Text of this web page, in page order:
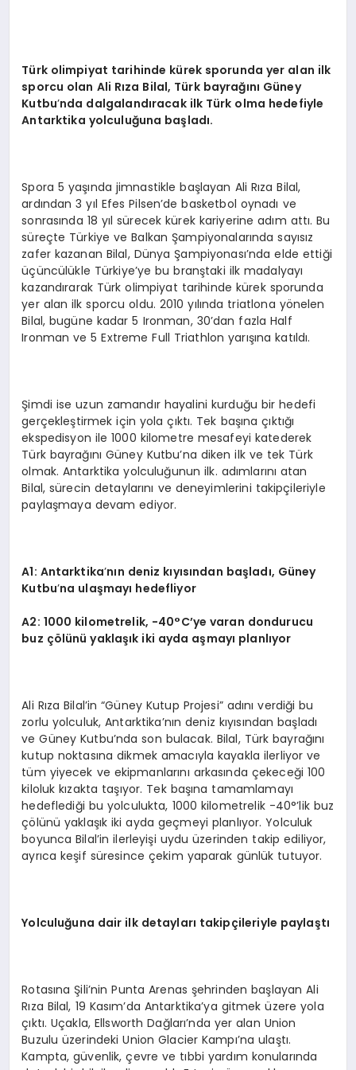
Türk olimpiyat tarihinde kürek sporunda yer alan ilk
sporcu olan Ali Rıza Bilal, Türk bayrağını Güney
Kutbu’nda dalgalandıracak ilk Türk olma hedefiyle
Antarktika yolculuğuna başladı.
Spora 5 yaşında jimnastikle başlayan Ali Rıza Bilal,
ardından 3 yıl Efes Pilsen’de basketbol oynadı ve
sonrasında 18 yıl sürecek kürek kariyerine adım attı. Bu
süreçte Türkiye ve Balkan Şampiyonalarında sayısız
zafer kazanan Bilal, Dünya Şampiyonası’nda elde ettiği
üçüncülükle Türkiye’ye bu branştaki ilk madalyayı
kazandırarak Türk olimpiyat tarihinde kürek sporunda
yer alan ilk sporcu oldu. 2010 yılında triatlona yönelen
Bilal, bugüne kadar 5 Ironman, 30’dan fazla Half
Ironman ve 5 Extreme Full Triathlon yarışına katıldı.
Şimdi ise uzun zamandır hayalini kurduğu bir hedefi
gerçekleştirmek için yola çıktı. Tek başına çıktığı
ekspedisyon ile 1000 kilometre mesafeyi katederek
Türk bayrağını Güney Kutbu’na diken ilk ve tek Türk
olmak. Antarktika yolculuğunun ilk. adımlarını atan
Bilal, sürecin detaylarını ve deneyimlerini takipçileriyle
paylaşmaya devam ediyor.
A1: Antarktika’nın deniz kıyısından başladı, Güney
Kutbu’na ulaşmayı hedefliyor
A2: 1000 kilometrelik, -40°C’ye varan dondurucu
buz çölünü yaklaşık iki ayda aşmayı planlıyor
Ali Rıza Bilal’in “Güney Kutup Projesi” adını verdiği bu
zorlu yolculuk, Antarktika’nın deniz kıyısından başladı
ve Güney Kutbu’nda son bulacak. Bilal, Türk bayrağını
kutup noktasına dikmek amacıyla kayakla ilerliyor ve
tüm yiyecek ve ekipmanlarını arkasında çekeceği 100
kiloluk kızakta taşıyor. Tek başına tamamlamayı
hedeflediği bu yolculukta, 1000 kilometrelik -40°’lik buz
çölünü yaklaşık iki ayda geçmeyi planlıyor. Yolculuk
boyunca Bilal’in ilerleyişi uydu üzerinden takip ediliyor,
ayrıca keşif süresince çekim yaparak günlük tutuyor.
Yolculuğuna dair ilk detayları takipçileriyle paylaştı
Rotasına Şili’nin Punta Arenas şehrinden başlayan Ali
Rıza Bilal, 19 Kasım’da Antarktika’ya gitmek üzere yola
çıktı. Uçakla, Ellsworth Dağları’nda yer alan Union
Buzulu üzerindeki Union Glacier Kampı’na ulaştı.
Kampta, güvenlik, çevre ve tıbbi yardım konularında